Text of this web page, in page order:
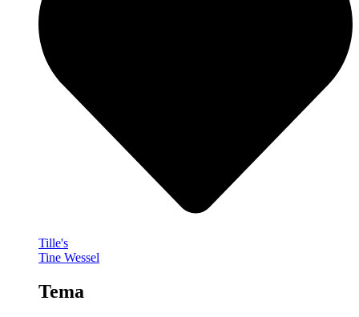
Tille's
Tine Wessel
Tema